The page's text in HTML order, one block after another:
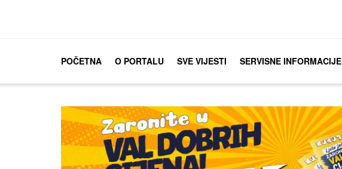
POČETNA O PORTALU SVE VIJESTI SERVISNE INFORMACIJE